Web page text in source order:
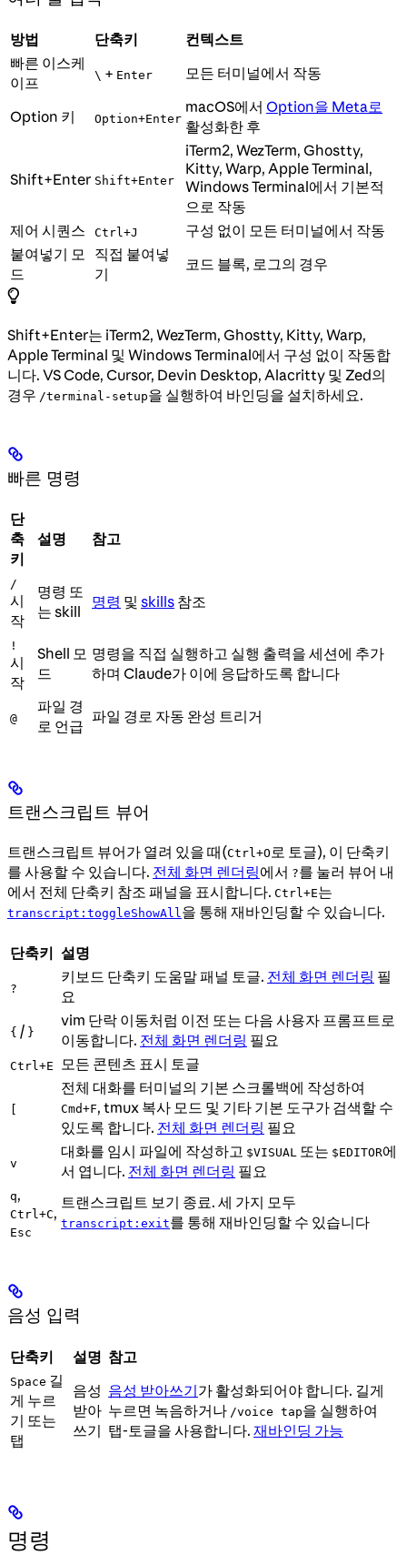
방법 단축키
컨텍스트
빠른 이스케
이프
\ + Enter 모든 터미널에서 작동
Option 키 Option+Enter
macOS에서 Option을 Meta로
활성화한 후
Shift+Enter Shift+Enter
iTerm2, WezTerm, Ghostty,
Kitty, Warp, Apple Terminal,
Windows Terminal에서 기본적
으로 작동
제어 시퀀스
Ctrl+J
구성 없이 모든 터미널에서 작동
붙여넣기 모
드
직접 붙여넣
기
코드 블록, 로그의 경우
Shift+Enter는 iTerm2, WezTerm, Ghostty, Kitty, Warp,
Apple Terminal 및 Windows Terminal에서 구성 없이 작동합
니다. VS Code, Cursor, Devin Desktop, Alacritty 및 Zed의
경우 /terminal-setup을 실행하여 바인딩을 설치하세요.
빠른 명령
단
축
키
설명 참고
/
시
작
명령 또
는 skill
명령 및 skills 참조
!
시
작
Shell 모
드
명령을 직접 실행하고 실행 출력을 세션에 추가
하며 Claude가 이에 응답하도록 합니다
@
파일 경
로 언급
파일 경로 자동 완성 트리거
트랜스크립트 뷰어
트랜스크립트 뷰어가 열려 있을 때(Ctrl+O로 토글), 이 단축키
를 사용할 수 있습니다. 전체 화면 렌더링에서 ?를 눌러 뷰어 내
에서 전체 단축키 참조 패널을 표시합니다. Ctrl+E는
transcript:toggleShowAll을 통해 재바인딩할 수 있습니다.
단축키 설명
?
키보드 단축키 도움말 패널 토글. 전체 화면 렌더링 필
요
{ / }
vim 단락 이동처럼 이전 또는 다음 사용자 프롬프트로
이동합니다. 전체 화면 렌더링 필요
Ctrl+E 모든 콘텐츠 표시 토글
전체 대화를 터미널의 기본 스크롤백에 작성하여
Cmd+F, tmux 복사 모드 및 기타 기본 도구가 검색할 수
있도록 합니다. 전체 화면 렌더링 필요
v
대화를 임시 파일에 작성하고 $VISUAL 또는 $EDITOR에
서 엽니다. 전체 화면 렌더링 필요
q,
Ctrl+C,
Esc
트랜스크립트 보기 종료. 세 가지 모두
transcript:exit를 통해 재바인딩할 수 있습니다
음성 입력
단축키 설명 참고
Space 길
게 누르
기 또는
탭
음성
받아
쓰기
음성 받아쓰기가 활성화되어야 합니다. 길게
누르면 녹음하거나 /voice tap을 실행하여
탭-토글을 사용합니다. 재바인딩 가능
명령